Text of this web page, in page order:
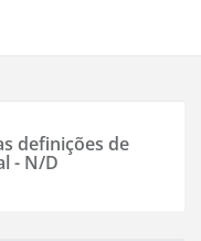
definições de
- N/D